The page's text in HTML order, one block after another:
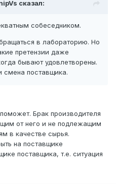
сказал:
собеседником.
в лабораторию. Но
претензии даже
бывают удовлетворены.
смена поставщика.
Брак производителя
от него и не подлежащим
в качестве сырья.
на поставщике
поставщика, т.е. ситуация